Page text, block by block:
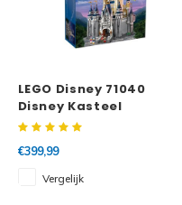
LEGO Disney 71040
Disney Kasteel
€399,99
Vergelijk